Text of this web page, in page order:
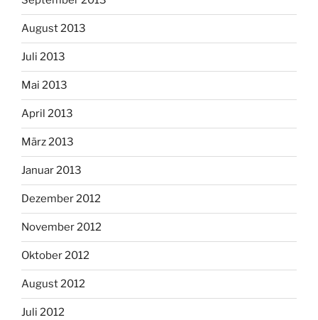
August 2013
Juli 2013
Mai 2013
April 2013
März 2013
Januar 2013
Dezember 2012
November 2012
Oktober 2012
August 2012
Juli 2012